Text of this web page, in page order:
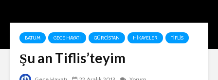
BATUM GECE HAYATI GÜRCISTAN HIKAYELER TIFLIS
Şu an Tiflis’teyim